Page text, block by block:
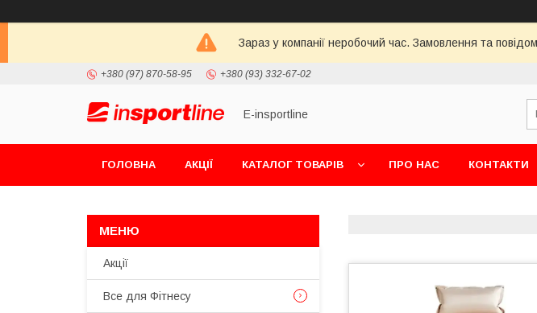
Зараз у компанії неробочий час. Замовлення та
+380 (97) 870-58-95 +380 (93) 332-67-02
E-insportline
ГОЛОВНА АКЦІЇ КАТАЛОГ ТОВАРІВ ПРО НАС КОНТАКТИ
Акції
Все для Фітнесу